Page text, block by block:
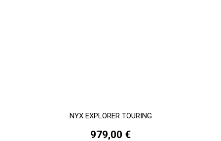
NYX EXPLORER TOURING
979,00 €